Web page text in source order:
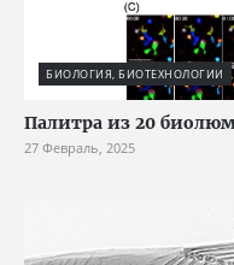
БИОЛОГИЯ, БИОТЕХНОЛОГИИ
Палитра из 20
27 Февраль, 2025